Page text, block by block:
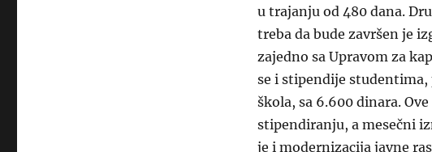
u trajanju od 480 dana.
treba da bude završen je
zajedno sa Upravom za
se i stipendije
škola, sa 6.600 dinara.
stipendiranju, a mesečni
je i modernizacija javne